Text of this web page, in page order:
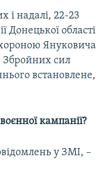
і надалі, 22-23
Донецької області
Януковича
Збройних сил
встановлене,
кампанії?
у ЗМІ, –